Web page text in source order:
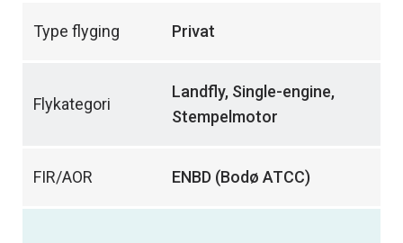
Type flyging Privat
Flykategori
Landfly, Single-engine,
Stempelmotor
FIR/AOR ENBD (Bodø ATCC)